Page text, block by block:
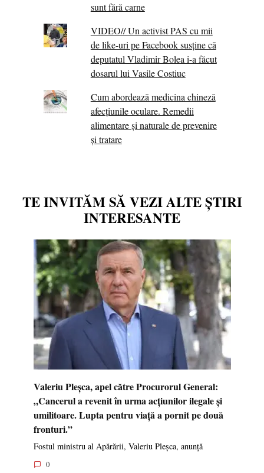
sunt fără carne
VIDEO// Un activist PAS cu mii
de like-uri pe Facebook susține că
deputatul Vladimir Bolea i-a făcut
dosarul lui Vasile Costiuc
Cum abordează medicina chineză
afecțiunile oculare. Remedii
alimentare și naturale de prevenire
și tratare
TE INVITĂM SĂ VEZI ALTE ȘTIRI
INTERESANTE
Valeriu Pleșca, apel către Procurorul General:
„Cancerul a revenit în urma acțiunilor ilegale și
umilitoare. Lupta pentru viață a pornit pe două
fronturi.”
Fostul ministru al Apărării, Valeriu Pleșca, anunță
0